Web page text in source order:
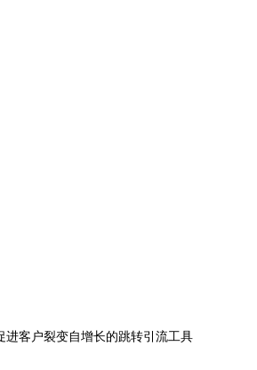
进客户裂变自增长的跳转引流工具